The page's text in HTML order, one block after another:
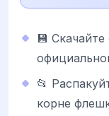
💾
📂
корне